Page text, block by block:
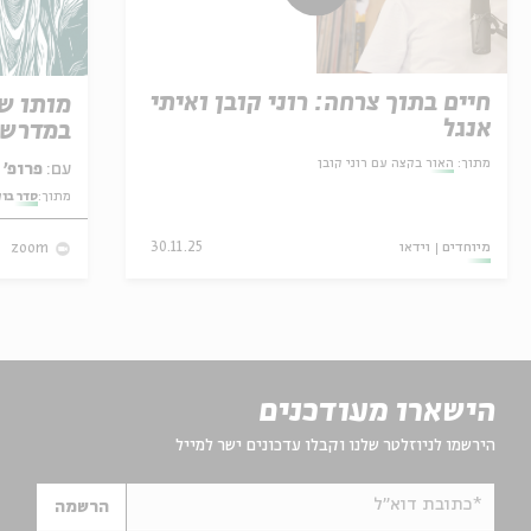
חיים בתוך צרחה: רוני קובן ואיתי
אנגל
מתוך: האור בקצה עם רוני קובן
מיוחדים וידאו 30.11.25
מותו
עם: פרופ' אביגדור שנאן
מתוך:סדר
zoom
הישארו מעודכנים
הירשמו לניוזלטר שלנו וקבלו עדכונים ישר למייל
*כתובת דוא"ל הרשמה